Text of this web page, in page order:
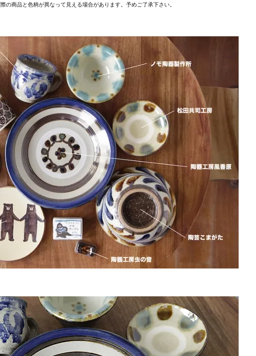
の商品と色柄が異なって見える場合があります。予めご了承下さい。